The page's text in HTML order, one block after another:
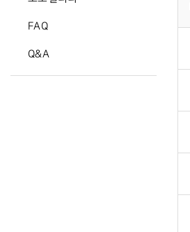
FAQ
Q&A